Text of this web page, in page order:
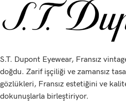
S.T. Dupont Eyewear, Fransız
doğdu. Zarif işçiliği ve zamansız
gözlükleri, Fransız estetiğini ve
dokunuşlarla birleştiriyor.